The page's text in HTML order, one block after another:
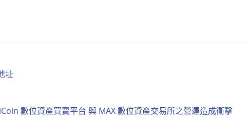
址
數位資產買賣平台 與 MAX 數位資產交易所之營運造成衝擊